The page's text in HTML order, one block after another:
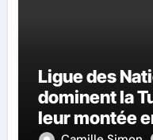
Ligue des
dominent la
leur montée